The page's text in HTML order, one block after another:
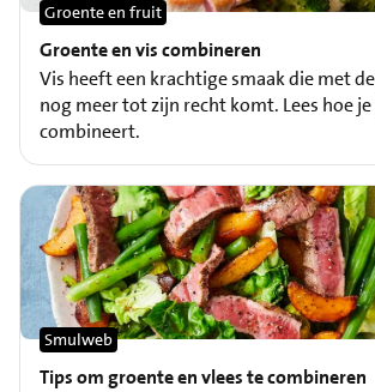
Groente en vis combineren
Groente en fruit
Vis heeft een krachtige smaak die met
nog meer tot zijn recht komt. Lees hoe
combineert.
Tips om groente en vlees te combineren
Smulweb